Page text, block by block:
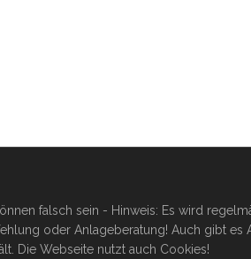
falsch sein - Hinweis: Es wird
oder Anlageberatung! Auch gibt es
Die Webseite nutzt auch Cookies!